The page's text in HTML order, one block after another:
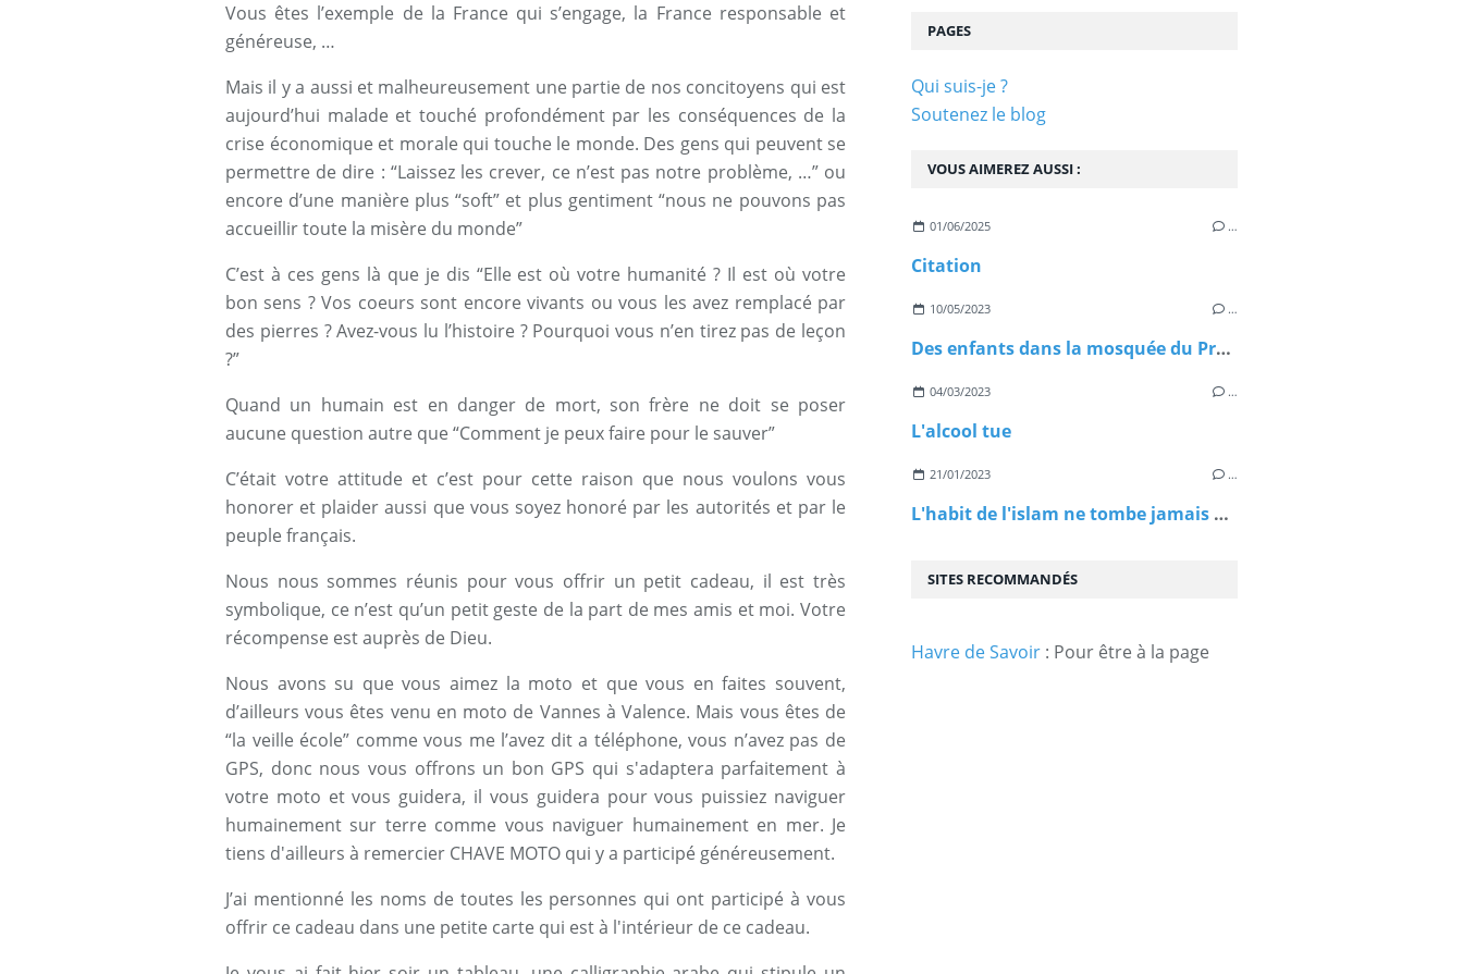
Vous êtes l’exemple de la France qui s’engage, la France responsable et
généreuse, …
Mais il y a aussi et malheureusement une partie de nos concitoyens qui est
aujourd’hui malade et touché profondément par les conséquences de la
crise économique et morale qui touche le monde. Des gens qui peuvent se
permettre de dire : “Laissez les crever, ce n’est pas notre problème, …” ou
encore d’une manière plus “soft” et plus gentiment “nous ne pouvons pas
accueillir toute la misère du monde”
C’est à ces gens là que je dis “Elle est où votre humanité ? Il est où votre
bon sens ? Vos coeurs sont encore vivants ou vous les avez remplacé par
des pierres ? Avez-vous lu l’histoire ? Pourquoi vous n’en tirez pas de leçon
?”
Quand un humain est en danger de mort, son frère ne doit se poser
aucune question autre que “Comment je peux faire pour le sauver”
C’était votre attitude et c’est pour cette raison que nous voulons vous
honorer et plaider aussi que vous soyez honoré par les autorités et par le
peuple français.
Nous nous sommes réunis pour vous offrir un petit cadeau, il est très
symbolique, ce n’est qu’un petit geste de la part de mes amis et moi. Votre
récompense est auprès de Dieu.
Nous avons su que vous aimez la moto et que vous en faites souvent,
d’ailleurs vous êtes venu en moto de Vannes à Valence. Mais vous êtes de
“la veille école” comme vous me l’avez dit a téléphone, vous n’avez pas de
GPS, donc nous vous offrons un bon GPS qui s'adaptera parfaitement à
votre moto et vous guidera, il vous guidera pour vous puissiez naviguer
humainement sur terre comme vous naviguer humainement en mer. Je
tiens d'ailleurs à remercier CHAVE MOTO qui y a participé généreusement.
J’ai mentionné les noms de toutes les personnes qui ont participé à vous
offrir ce cadeau dans une petite carte qui est à l'intérieur de ce cadeau.
VOUS AIMEREZ AUSSI :
01/06/2025 …
Citation
10/05/2023 …
Des enfants dans la mosquée du Prophète Mohamed
04/03/2023 …
L'alcool tue
21/01/2023 …
L'habit de l'islam ne tombe jamais par terre. Si certains ne veulent plus le porter, d'autre auront l'honneur de le porter ...
PAGES
Qui suis-je ?
Soutenez le blog
SITES RECOMMANDÉS
Havre de Savoir : Pour être à la page